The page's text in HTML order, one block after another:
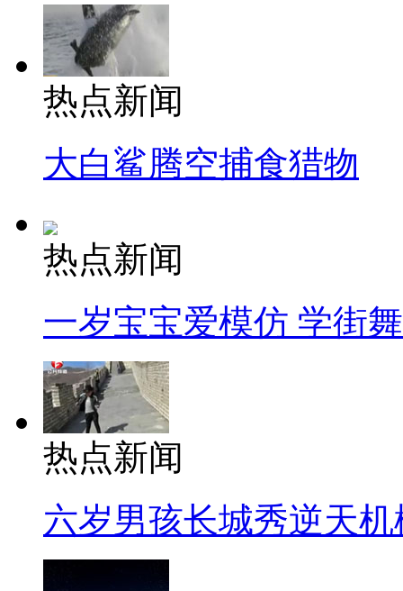
热点新闻
大白鲨腾空捕食猎物
热点新闻
一岁宝宝爱模仿 学街
热点新闻
六岁男孩长城秀逆天机